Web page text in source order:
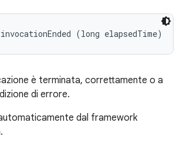
(long elapsedTime)
è terminata, correttamente o a
di errore.
dal framework